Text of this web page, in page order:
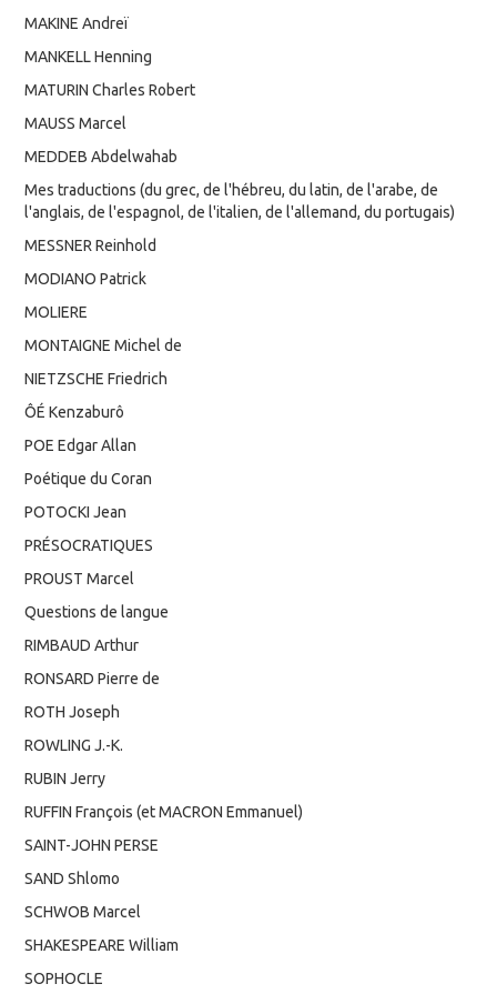
MAKINE Andreï
MANKELL Henning
MATURIN Charles Robert
MAUSS Marcel
MEDDEB Abdelwahab
Mes traductions (du grec, de l'hébreu, du latin, de l'arabe, de
l'anglais, de l'espagnol, de l'italien, de l'allemand, du portugais)
MESSNER Reinhold
MODIANO Patrick
MOLIERE
MONTAIGNE Michel de
NIETZSCHE Friedrich
ÔÉ Kenzaburô
POE Edgar Allan
Poétique du Coran
POTOCKI Jean
PRÉSOCRATIQUES
PROUST Marcel
Questions de langue
RIMBAUD Arthur
RONSARD Pierre de
ROTH Joseph
ROWLING J.-K.
RUBIN Jerry
RUFFIN François (et MACRON Emmanuel)
SAINT-JOHN PERSE
SAND Shlomo
SCHWOB Marcel
SHAKESPEARE William
SOPHOCLE